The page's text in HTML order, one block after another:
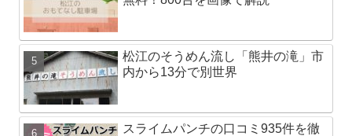
松江のそうめん流し「熊井の滝」市
内から13分で別世界
スライムパンチの口コミ935件を徹